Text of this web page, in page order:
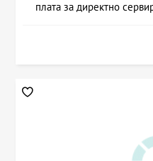
плата за директно